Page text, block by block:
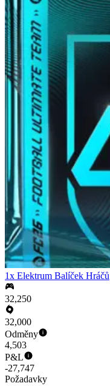
1x Elektrum Balíček Hráčů
32,250
32,000
Odměny
4,503
P&L
-27,747
Požadavky